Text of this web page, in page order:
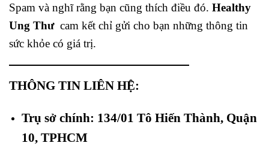
Spam và nghĩ rằng bạn cũng thích điều đó. Healthy
Ung Thư cam kết chỉ gửi cho bạn những thông tin
sức khỏe có giá trị.
THÔNG TIN LIÊN HỆ:
Trụ sở chính: 134/01 Tô Hiến Thành, Quận
10, TPHCM